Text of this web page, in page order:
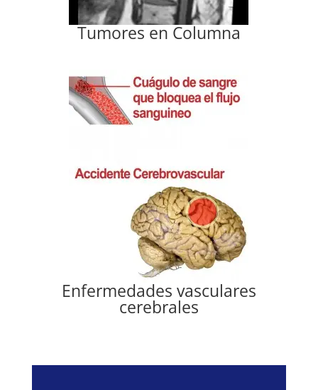
Tumores en Columna
Enfermedades vasculares
cerebrales